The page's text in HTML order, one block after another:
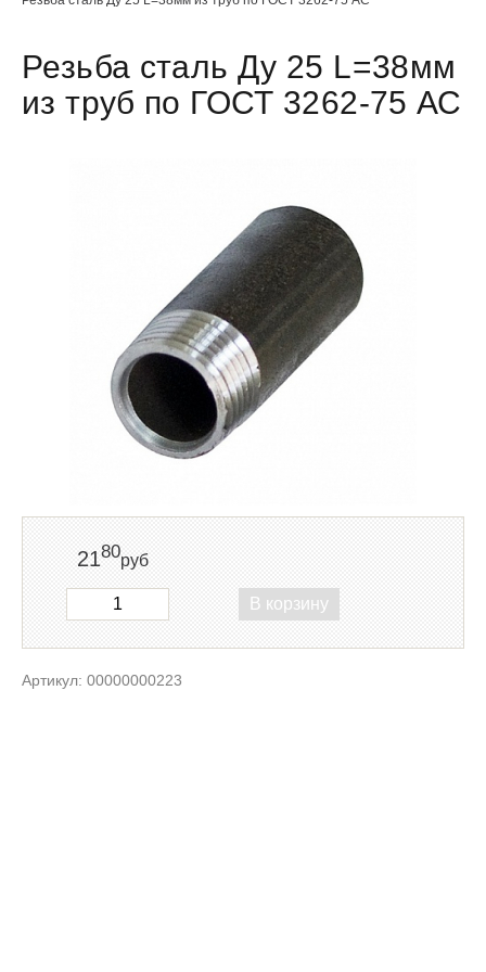
Резьба сталь Ду 25 L=38мм
из труб по ГОСТ 3262-75 АС
2180руб
В корзину
Артикул: 00000000223